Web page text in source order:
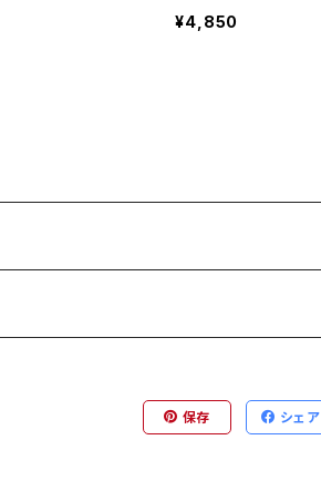
¥4,850
保存 シェア